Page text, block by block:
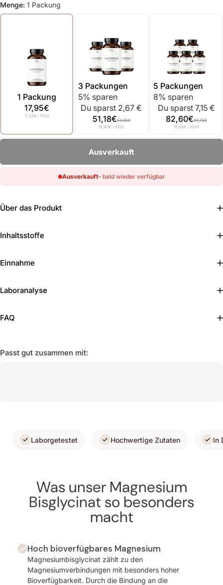
Menge: 1 Packung
1 Packung
17,95€
17,26€/ 100G
3 Packungen
5% sparen
Du sparst 2,67 €
51,18€53,85€
16,40€ / 100G
5 Packungen
8% sparen
Du sparst 7,15 €
82,60€89,75€
15,88€/ 100G
Anzahl
Ausverkauft
Ausverkauft– bald wieder verfügbar
Über das Produkt
Inhaltsstoffe
Einnahme
Laboranalyse
FAQ
Passt gut zusammen mit:
Laborgetestet Hochwertige Zutaten In
Was unser Magnesium
Bisglycinat so besonders
macht
Hoch bioverfügbares Magnesium
Magnesiumbisglycinat zählt zu den
Magnesiumverbindungen mit besonders hoher
Bioverfügbarkeit. Durch die Bindung an die